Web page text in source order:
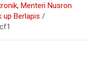
Menteri Nusron
up Berlapis